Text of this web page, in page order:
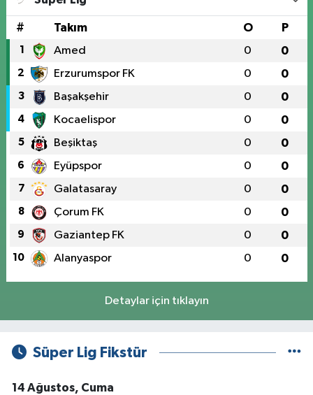
# Takım O P
1 Amed 0 0
2 Erzurumspor FK 0 0
3 Başakşehir 0 0
4 Kocaelispor 0 0
5 Beşiktaş 0 0
6 Eyüpspor 0 0
7 Galatasaray 0 0
8 Çorum FK 0 0
9 Gaziantep FK 0 0
10 Alanyaspor 0 0
Detaylar için tıklayın
Süper Lig Fikstür
14 Ağustos, Cuma